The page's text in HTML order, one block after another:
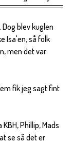
blev kuglen
Isa'en, så folk
men det var
fik jeg sagt fint
Phillip, Mads
se så det er